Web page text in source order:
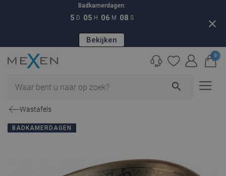
Badkamerdagen:
5 D 05 H 06 M 07 S
Bekijken
close
search
0
Wastafels
BADKAMERDAGEN